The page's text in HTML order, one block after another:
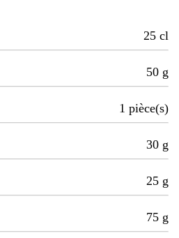
25 cl
50 g
1 pièce(s)
30 g
25 g
75 g